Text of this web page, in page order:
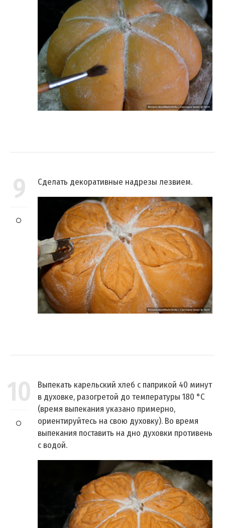
9 Сделать декоративные надрезы лезвием.
10
Выпекать карельский хлеб с паприкой 40 минут
в духовке, разогретой до температуры 180 °C
(время выпекания указано примерно,
ориентируйтесь на свою духовку). Во время
выпекания поставить на дно духовки противень
с водой.